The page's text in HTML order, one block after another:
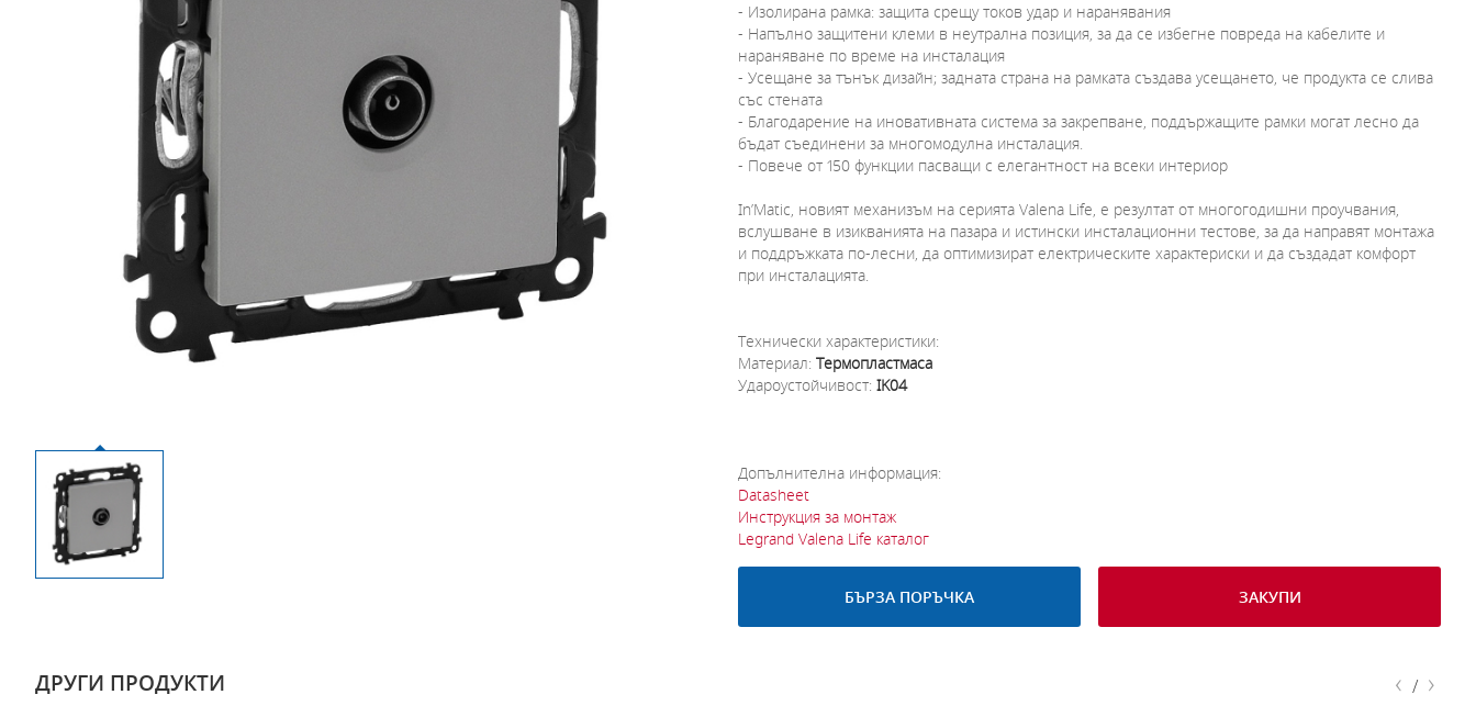
- Изолирана рамка: защита срещу токов удар и наранявания
- Напълно защитени клеми в неутрална позиция, за да се избегне повреда на кабелите и
нараняване по време на инсталация
- Усещане за тънък дизайн; задната страна на рамката създава усещането, че продукта се слива
със стената
- Благодарение на иновативната система за закрепване, поддържащите рамки могат лесно да
бъдат съединени за многомодулна инсталация.
- Повече от 150 функции пасващи с елегантност на всеки интериор
In’Matic, новият механизъм на серията Valena Life, е резултат от многогодишни проучвания,
вслушване в изикванията на пазара и истински инсталационни тестове, за да направят монтажа
и поддръжката по-лесни, да оптимизират електрическите характериски и да създадат комфорт
при инсталацията.
Технически характеристики:
Материал: Термопластмаса
Удароустойчивост: IK04
Допълнителна информация:
Datasheet
Инструкция за монтаж
Legrand Valena Life каталог
БЪРЗА ПОРЪЧКА ЗАКУПИ
ДРУГИ ПРОДУКТИ ‹ / ›